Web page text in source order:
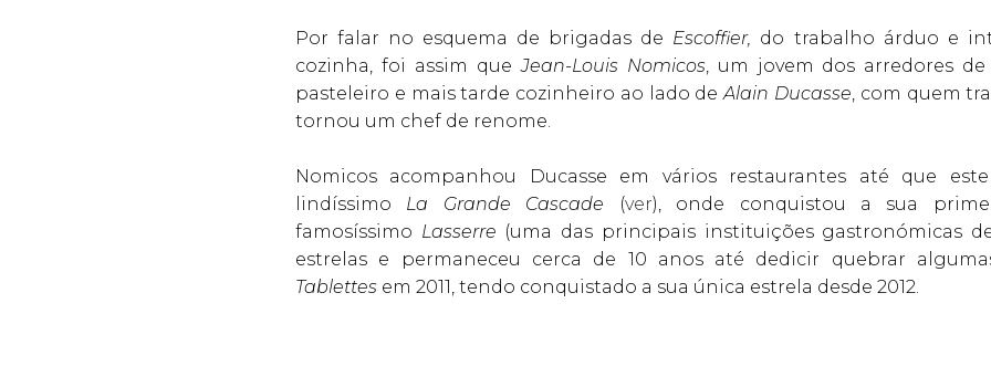
Por falar no esquema de brigadas de Escoffier, do trabalho árduo e
cozinha, foi assim queJean-Louis Nomicos, um jovem dos arredores
pasteleiro e mais tarde cozinheiro ao lado deAlain Ducasse, com quem
tornou um chef de renome.
Nomicos acompanhou Ducasse em vários restaurantes até que
lindíssimo La Grande Cascade (ver), onde conquistou a sua
famosíssimo Lasserre (uma das principais instituições gastronómicas
estrelas e permaneceu cerca de 10 anos até dedicir quebrar
Tablettes em 2011, tendo conquistado a sua única estrela desde 2012.